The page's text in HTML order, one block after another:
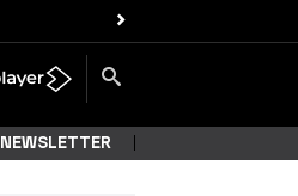
NEWSLETTER